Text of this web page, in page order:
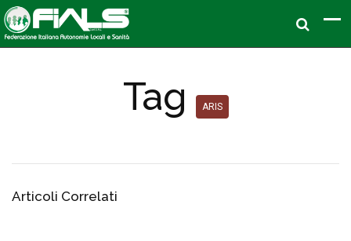
Tag ARIS
Articoli Correlati